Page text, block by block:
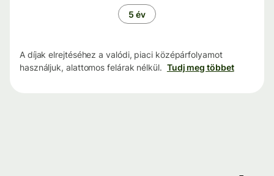
5 év
A díjak elrejtéséhez a valódi, piaci középárfolyamot
használjuk, alattomos felárak nélkül. Tudj meg többet